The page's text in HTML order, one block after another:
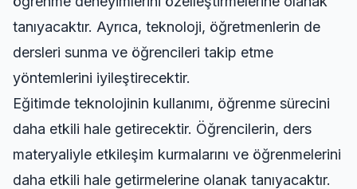
tanıyacaktır. Ayrıca, teknoloji, öğretmenlerin de
dersleri sunma ve öğrencileri takip etme
yöntemlerini iyileştirecektir.
Eğitimde teknolojinin kullanımı, öğrenme sürecini
daha etkili hale getirecektir. Öğrencilerin, ders
materyaliyle etkileşim kurmalarını ve öğrenmelerini
daha etkili hale getirmelerine olanak tanıyacaktır.